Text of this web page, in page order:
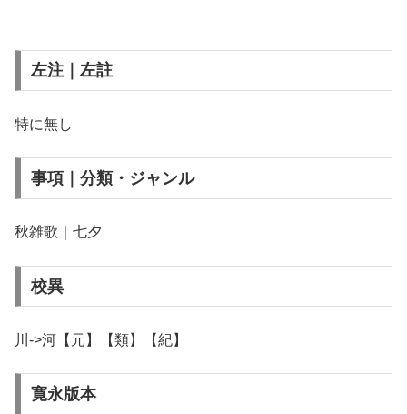
左注｜左註
特に無し
事項｜分類・ジャンル
秋雑歌｜七夕
校異
川->河【元】【類】【紀】
寛永版本